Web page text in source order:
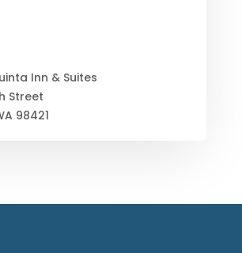
Inn & Suites
Street
98421